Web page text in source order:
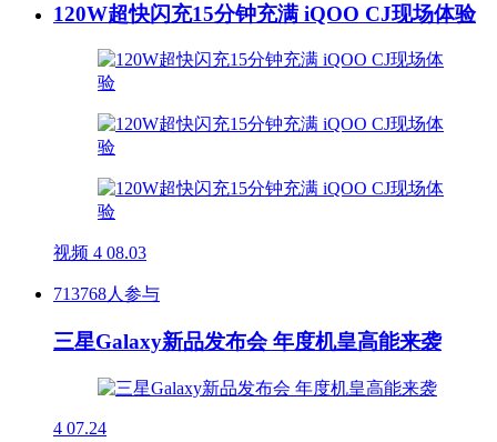
120W超快闪充15分钟充满 iQOO CJ现场体验
视频 4 08.03
713768人参与
三星Galaxy新品发布会 年度机皇高能来袭
4 07.24